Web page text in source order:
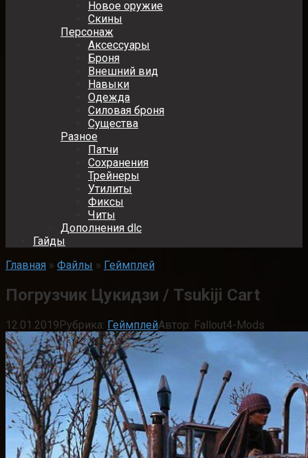
Новое оружие
Скины
Персонаж
Аксессуары
Броня
Внешний вид
Навыки
Одежда
Силовая броня
Существа
Разное
Патчи
Сохранения
Трейнеры
Утилиты
Фиксы
Читы
Дополнения dlc
Гайды
Главная » Файлы » Геймплей
Погрузчик Цукидзи / Tsukiji Cart
12.01.2019Рубрика: ГеймплейАвтор: Fallout4-Mods